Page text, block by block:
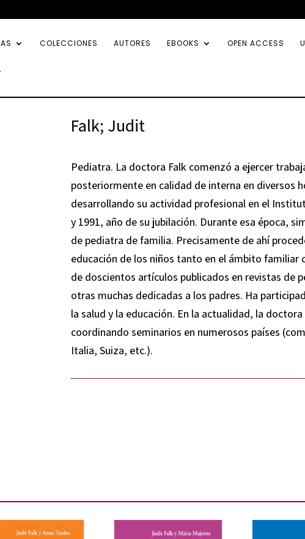
COLECCIONES AUTORES EBOOKS OPEN ACCESS
Falk; Judit
Pediatra. La doctora Falk comenzó a ejercer
posteriormente en calidad de interna en diversos
desarrollando su actividad profesional en el
y 1991, año de su jubilación. Durante esa época,
de pediatra de familia. Precisamente de ahí
educación de los niños tanto en el ámbito
de doscientos artículos publicados en revistas de
otras muchas dedicadas a los padres. Ha
la salud y la educación. En la actualidad, la
coordinando seminarios en numerosos países
Italia, Suiza, etc.).